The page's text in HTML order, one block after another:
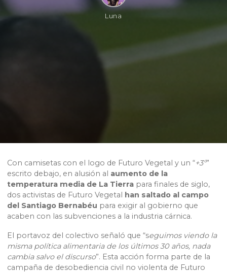
Luna
Con camisetas con el logo de Futuro Vegetal y un “+3º”
escrito debajo, en alusión al aumento de la
temperatura media de La Tierra para finales de siglo,
dos activistas de Futuro Vegetal han saltado al campo
del Santiago Bernabéu para exigir al gobierno que
acaben con las subvenciones a la industria cárnica.
El portavoz del colectivo señaló que “seguimos viendo la
misma política alimentaria de los últimos 30 años, nada
cambia salvo el discurso”. Esta acción forma parte de la
campaña de desobediencia civil no violenta de Futuro